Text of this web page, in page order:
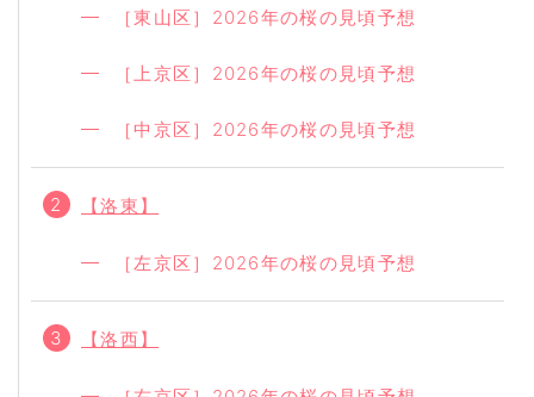
［東山区］2026年の桜の見頃予想
［上京区］2026年の桜の見頃予想
［中京区］2026年の桜の見頃予想
【洛東】
［左京区］2026年の桜の見頃予想
【洛西】